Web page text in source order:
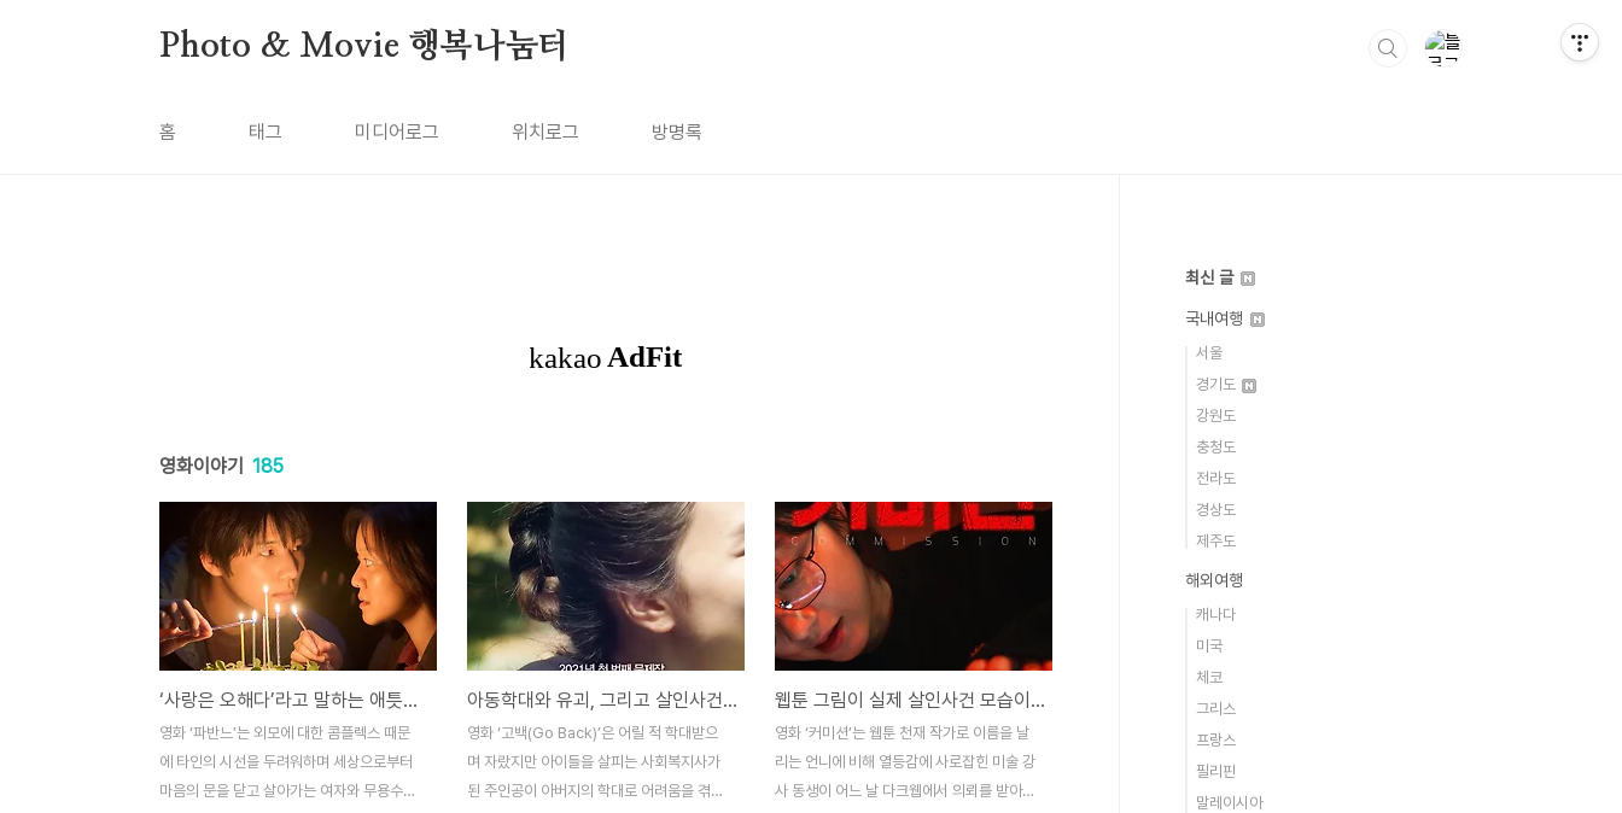
Photo & Movie 행복나눔터
홈 태그 미디어로그 위치로그 방명록
영화이야기 185
‘사랑은 오해다’라고 말하는 애틋한 청춘 멜로 영화, 파반느
영화 ‘파반느’는 외모에 대한 콤플렉스 때문
에 타인의 시선을 두려워하며 세상으로부터
마음의 문을 닫고 살아가는 여자와 무용수를
아동학대와 유괴, 그리고 살인사건이 이어지는 범죄영화, 고백(Go Back)
영화 ‘고백(Go Back)’은 어릴 적 학대받으
며 자랐지만 아이들을 살피는 사회복지사가
된 주인공이 아버지의 학대로 어려움을 겪고
웹툰 그림이 실제 살인사건 모습이 되는 미스터리 스릴러 영화, 커미션
영화 ‘커미션’는 웹툰 천재 작가로 이름을 날
리는 언니에 비해 열등감에 사로잡힌 미술 강
사 동생이 어느 날 다크웹에서 의뢰를 받아
최신 글
국내여행
서울
경기도
강원도
충청도
전라도
경상도
제주도
해외여행
캐나다
미국
체코
그리스
프랑스
필리핀
말레이시아